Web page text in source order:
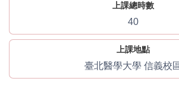
上課總時數
40
上課地點
臺北醫學大學 信義校